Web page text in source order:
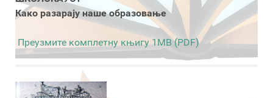
Како разарају наше образовање
Преузмите комплетну књигу 1MB (PDF)